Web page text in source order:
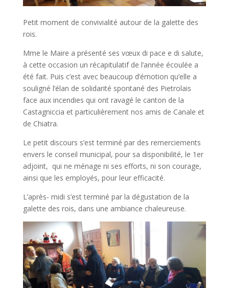
Petit moment de convivialité autour de la galette des
rois.
Mme le Maire a présenté ses vœux di pace e di salute,
à cette occasion un récapitulatif de l’année écoulée a
été fait. Puis c’est avec beaucoup d’émotion qu’elle a
souligné l’élan de solidarité spontané des Pietrolais
face aux incendies qui ont ravagé le canton de la
Castagniccia et particulièrement nos amis de Canale et
de Chiatra.
Le petit discours s’est terminé par des remerciements
envers le conseil municipal, pour sa disponibilité, le 1er
adjoint, qui ne ménage ni ses efforts, ni son courage,
ainsi que les employés, pour leur efficacité.
L’après- midi s’est terminé par la dégustation de la
galette des rois, dans une ambiance chaleureuse.